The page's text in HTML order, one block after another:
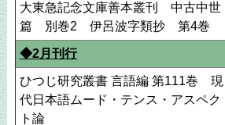
大東急記念文庫善本叢刊 中古中世
篇 別巻2 伊呂波字類抄 第4巻
◆2月刊行
ひつじ研究叢書 言語編 第111巻 現
代日本語ムード・テンス・アスペク
ト論